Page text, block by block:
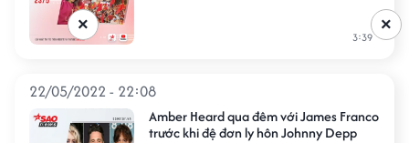
3:39
22/05/2022 - 22:08
Amber Heard qua đêm với James Franco
trước khi đệ đơn ly hôn Johnny Depp
×
×